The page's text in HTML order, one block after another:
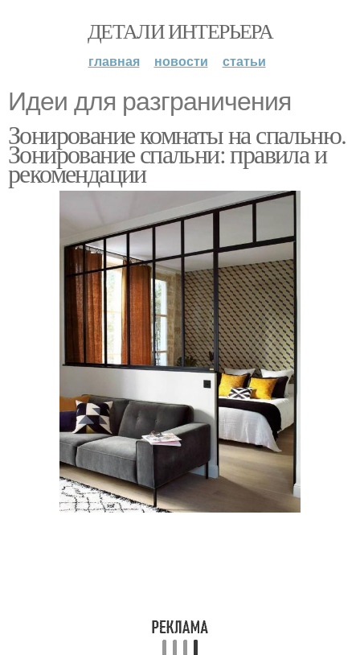
ДЕТАЛИ ИНТЕРЬЕРА
главная новости статьи
Идеи для разграничения
Зонирование комнаты на спальню.
Зонирование спальни: правила и
рекомендации